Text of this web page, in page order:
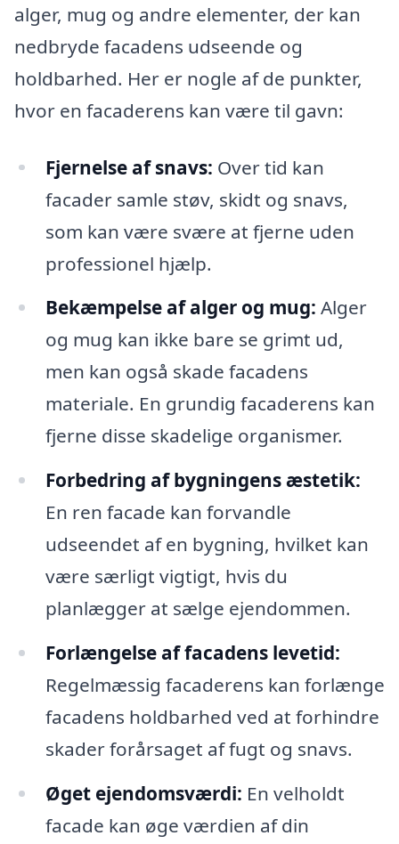
alger, mug og andre elementer, der kan
nedbryde facadens udseende og
holdbarhed. Her er nogle af de punkter,
hvor en facaderens kan være til gavn:
Fjernelse af snavs: Over tid kan
facader samle støv, skidt og snavs,
som kan være svære at fjerne uden
professionel hjælp.
Bekæmpelse af alger og mug: Alger
og mug kan ikke bare se grimt ud,
men kan også skade facadens
materiale. En grundig facaderens kan
fjerne disse skadelige organismer.
Forbedring af bygningens æstetik:
En ren facade kan forvandle
udseendet af en bygning, hvilket kan
være særligt vigtigt, hvis du
planlægger at sælge ejendommen.
Forlængelse af facadens levetid:
Regelmæssig facaderens kan forlænge
facadens holdbarhed ved at forhindre
skader forårsaget af fugt og snavs.
Øget ejendomsværdi: En velholdt
facade kan øge værdien af din